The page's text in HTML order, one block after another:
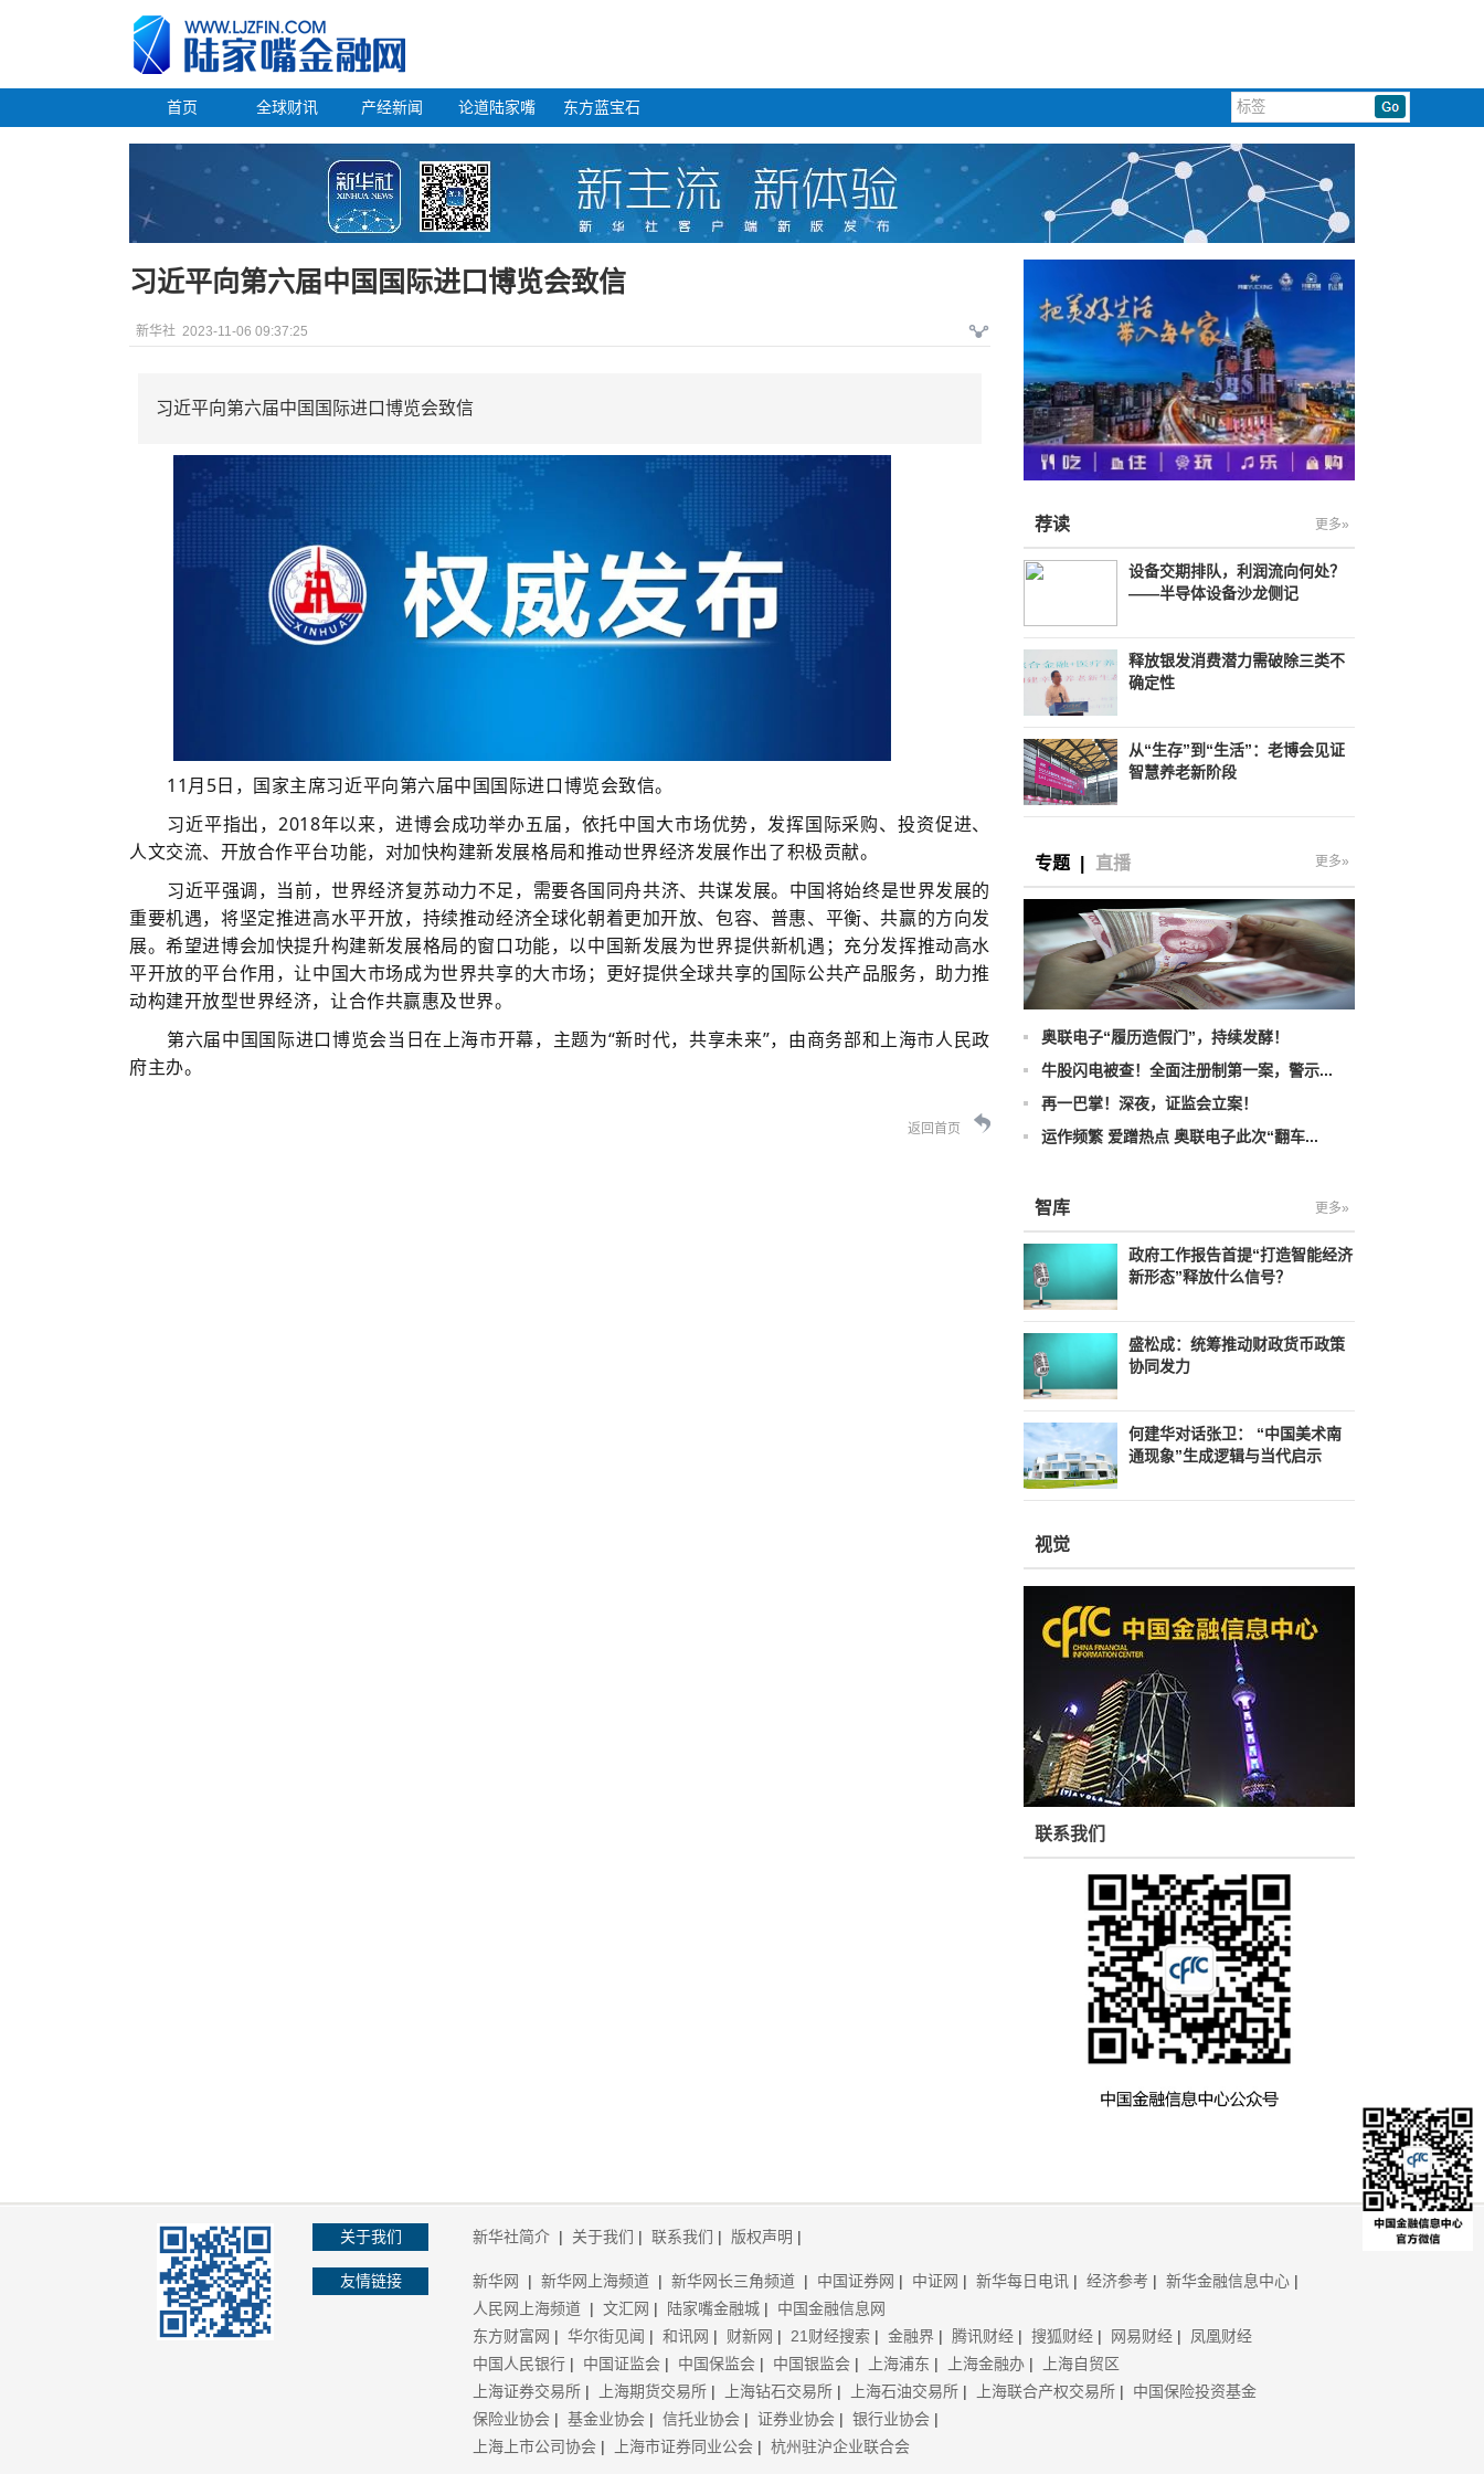
首页 全球财讯 产经新闻 论道陆家嘴 东方蓝宝石
习近平向第六届中国国际进口博览会致信
新华社 2023-11-06 09:37:25
习近平向第六届中国国际进口博览会致信
11月5日，国家主席习近平向第六届中国国际进口博览会致信。
习近平指出，2018年以来，进博会成功举办五届，依托中国大市场优势，发挥国际采购、投资促进、
人文交流、开放合作平台功能，对加快构建新发展格局和推动世界经济发展作出了积极贡献。
习近平强调，当前，世界经济复苏动力不足，需要各国同舟共济、共谋发展。中国将始终是世界发展的
重要机遇，将坚定推进高水平开放，持续推动经济全球化朝着更加开放、包容、普惠、平衡、共赢的方向发
展。希望进博会加快提升构建新发展格局的窗口功能，以中国新发展为世界提供新机遇；充分发挥推动高水
平开放的平台作用，让中国大市场成为世界共享的大市场；更好提供全球共享的国际公共产品服务，助力推
动构建开放型世界经济，让合作共赢惠及世界。
第六届中国国际进口博览会当日在上海市开幕，主题为“新时代，共享未来”，由商务部和上海市人民政
府主办。
返回首页
荐读 更多»
设备交期排队，利润流向何处？
——半导体设备沙龙侧记
释放银发消费潜力需破除三类不
确定性
从“生存”到“生活”：老博会见证
智慧养老新阶段
专题 直播 更多»
奥联电子“履历造假门”，持续发酵！
牛股闪电被查！全面注册制第一案，警示...
再一巴掌！深夜，证监会立案！
运作频繁 爱蹭热点 奥联电子此次“翻车...
智库 更多»
政府工作报告首提“打造智能经济
新形态”释放什么信号？
盛松成：统筹推动财政货币政策
协同发力
何建华对话张卫： “中国美术南
通现象”生成逻辑与当代启示
视觉
联系我们
关于我们
友情链接
新华社简介 | 关于我们 | 联系我们 | 版权声明 |
新华网 | 新华网上海频道 | 新华网长三角频道 | 中国证券网 | 中证网 | 新华每日电讯 | 经济参考 | 新华金融信息中心 |
人民网上海频道 | 文汇网 | 陆家嘴金融城 | 中国金融信息网
东方财富网 | 华尔街见闻 | 和讯网 | 财新网 | 21财经搜索 | 金融界 | 腾讯财经 | 搜狐财经 | 网易财经 | 凤凰财经
中国人民银行 | 中国证监会 | 中国保监会 | 中国银监会 | 上海浦东 | 上海金融办 |
上海自贸区
上海证券交易所 | 上海期货交易所 | 上海钻石交易所 | 上海石油交易所 | 上海联合产权交易所 | 中国保险投资基金
保险业协会 | 基金业协会 | 信托业协会 | 证券业协会 | 银行业协会 |
上海上市公司协会 | 上海市证券同业公会 | 杭州驻沪企业联合会